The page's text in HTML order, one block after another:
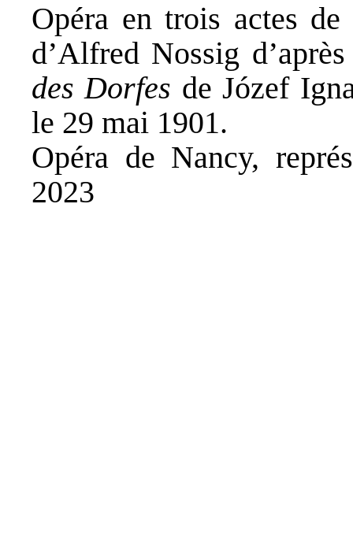
Opéra en trois actes
d’Alfred Nossig
des Dorfes de Józef
le 29 mai 1901.
Opéra de Nancy,
2023